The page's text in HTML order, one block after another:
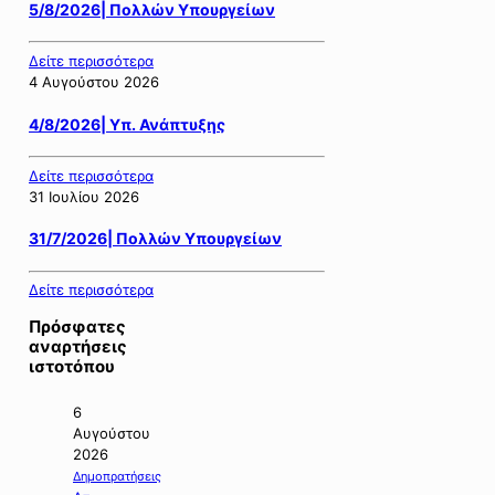
5/8/2026| Πολλών Υπουργείων
Δείτε περισσότερα
4 Αυγούστου 2026
4/8/2026| Υπ. Ανάπτυξης
Δείτε περισσότερα
31 Ιουλίου 2026
31/7/2026| Πολλών Υπουργείων
Δείτε περισσότερα
Πρόσφατες
αναρτήσεις
ιστοτόπου
6
Αυγούστου
2026
Δημοπρατήσεις